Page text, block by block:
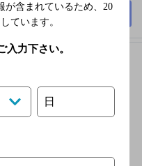
詳細を見る
寄れるリゾート空間
なカクテルを堪能♪
含まれているため、 20
ています。
入力下さい。
日